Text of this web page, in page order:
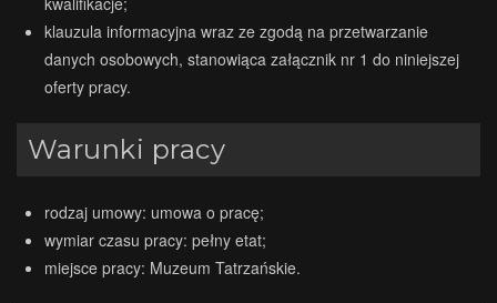
klauzula informacyjna wraz ze zgodą na przetwarzanie
danych osobowych, stanowiąca załącznik nr 1 do niniejszej
oferty pracy.
Warunki pracy
rodzaj umowy: umowa o pracę;
wymiar czasu pracy: pełny etat;
miejsce pracy: Muzeum Tatrzańskie.